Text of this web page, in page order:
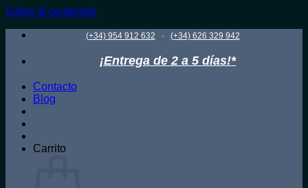
Saltar al contenido
(+34) 954 912 632 · (+34) 626 329 942
¡Entrega de 2 a 5 días!*
Contacto
Blog
Carrito